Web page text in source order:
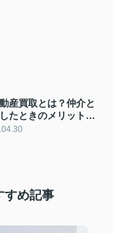
動産買取とは？仲介と
たときのメリット・
ットを解説！】
め記事